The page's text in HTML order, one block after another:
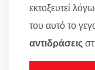
εκτοξευτεί λόγω
του αυτό το
αντιδράσεις